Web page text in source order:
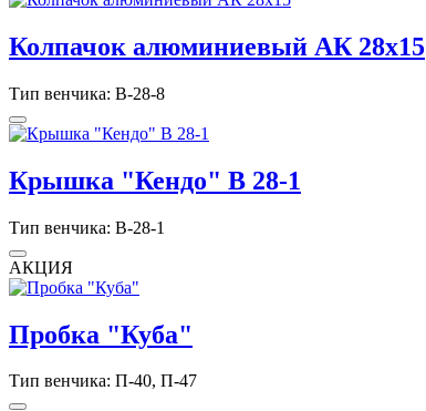
Колпачок алюминиевый АК 28х15
Тип венчика: В-28-8
Крышка "Кендо" В 28-1
Тип венчика: В-28-1
АКЦИЯ
Пробка "Куба"
Тип венчика: П-40, П-47